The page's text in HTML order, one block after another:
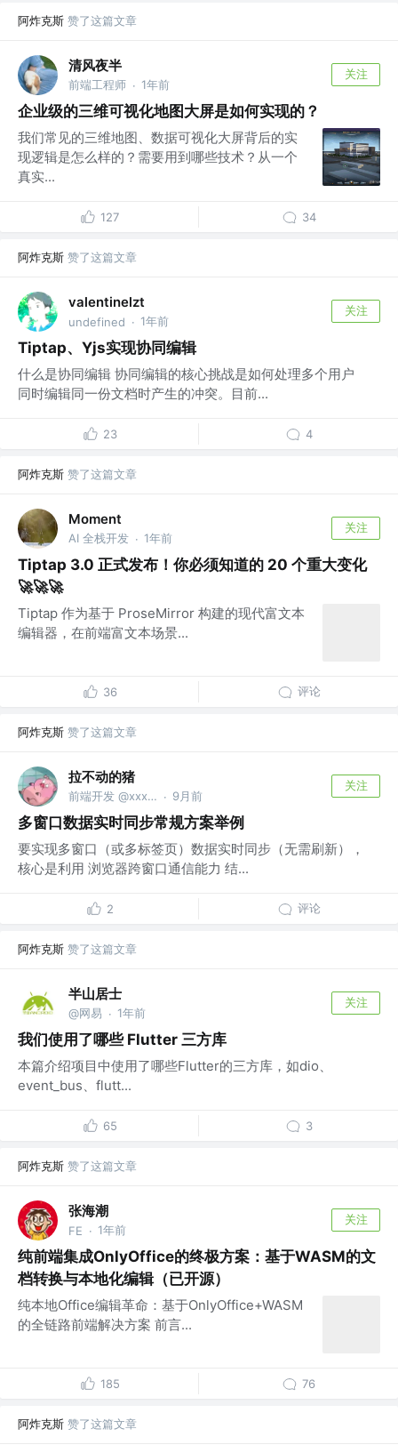
阿炸克斯 赞了这篇文章
清风夜半
前端工程师 · 1年前
关注
企业级的三维可视化地图大屏是如何实现的？
我们常见的三维地图、数据可视化大屏背后的实
现逻辑是怎么样的？需要用到哪些技术？从一个
真实...
127 34
阿炸克斯 赞了这篇文章
valentinelzt
undefined · 1年前
关注
Tiptap、Yjs实现协同编辑
什么是协同编辑 协同编辑的核心挑战是如何处理多个用户
同时编辑同一份文档时产生的冲突。目前...
23 4
阿炸克斯 赞了这篇文章
Moment
AI 全栈开发 · 1年前
关注
Tiptap 3.0 正式发布！你必须知道的 20 个重大变化
🚀🚀🚀
Tiptap 作为基于 ProseMirror 构建的现代富文本
编辑器，在前端富文本场景...
36 评论
阿炸克斯 赞了这篇文章
拉不动的猪
前端开发 @xxx司xxx · 9月前
关注
多窗口数据实时同步常规方案举例
要实现多窗口（或多标签页）数据实时同步（无需刷新），
核心是利用 浏览器跨窗口通信能力 结...
2 评论
阿炸克斯 赞了这篇文章
半山居士
@网易 · 1年前
关注
我们使用了哪些 Flutter 三方库
本篇介绍项目中使用了哪些Flutter的三方库，如dio、
event_bus、flutt...
65 3
阿炸克斯 赞了这篇文章
张海潮
FE · 1年前
关注
纯前端集成OnlyOffice的终极方案：基于WASM的文
档转换与本地化编辑（已开源）
纯本地Office编辑革命：基于OnlyOffice+WASM
的全链路前端解决方案 前言...
185 76
阿炸克斯 赞了这篇文章